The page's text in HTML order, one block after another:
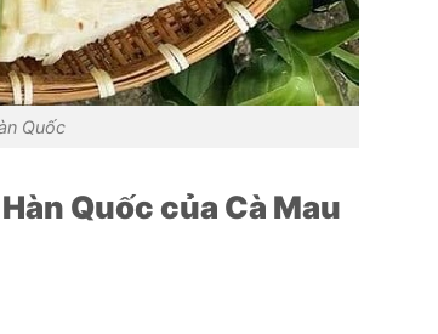
Quốc
Quốc của Cà Mau